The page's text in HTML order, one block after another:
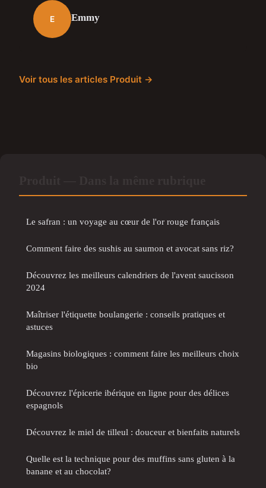
E Emmy
Voir tous les articles Produit →
Le safran : un voyage au cœur de l'or rouge français
Comment faire des sushis au saumon et avocat sans riz?
Découvrez les meilleurs calendriers de l'avent saucisson
2024
Maîtriser l'étiquette boulangerie : conseils pratiques et
astuces
Magasins biologiques : comment faire les meilleurs choix
bio
Découvrez l'épicerie ibérique en ligne pour des délices
espagnols
Découvrez le miel de tilleul : douceur et bienfaits naturels
Quelle est la technique pour des muffins sans gluten à la
banane et au chocolat?